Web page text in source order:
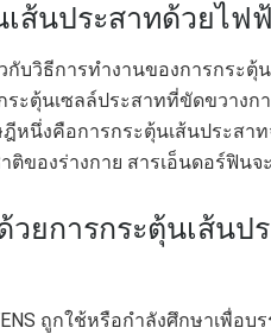
ส้นประสาทด้วยไฟ
กับวิธีการทำงานของการกระตุ้
ระตุ้นเซลล์ประสาทที่ขัดขวาง
นึ่งคือการกระตุ้นเส้นประสาท
ของร่างกาย สารเอ็นดอร์ฟินจ
วยการกระตุ้นเส้นป
ถูกใช้หรือกำลังศึกษาเพื่อบ